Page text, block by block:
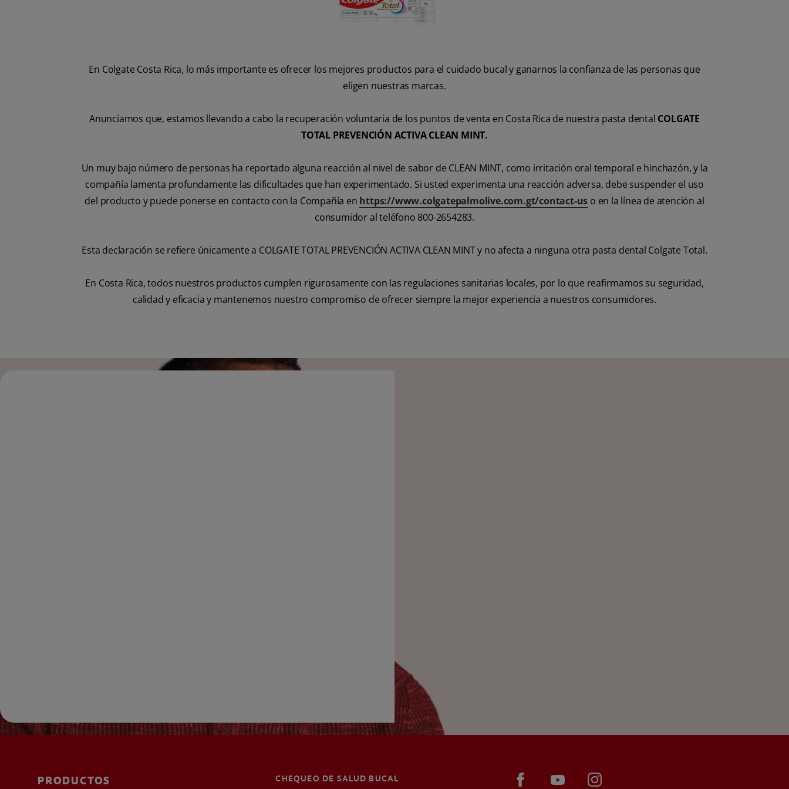
En Colgate Costa Rica, lo más importante es ofrecer los mejores productos para el cuidado bucal y ganarnos la confianza de las personas que
eligen nuestras marcas.
Anunciamos que, estamos llevando a cabo la recuperación voluntaria de los puntos de venta en Costa Rica de nuestra pasta dental COLGATE
TOTAL PREVENCIÓN ACTIVA CLEAN MINT.
Un muy bajo número de personas ha reportado alguna reacción al nivel de sabor de CLEAN MINT, como irritación oral temporal e hinchazón, y la
compañía lamenta profundamente las dificultades que han experimentado. Si usted experimenta una reacción adversa, debe suspender el uso
del producto y puede ponerse en contacto con la Compañía en https://www.colgatepalmolive.com.gt/contact-us o en la línea de atención al
consumidor al teléfono 800-2654283.
Esta declaración se refiere únicamente a COLGATE TOTAL PREVENCIÓN ACTIVA CLEAN MINT y no afecta a ninguna otra pasta dental Colgate Total.
En Costa Rica, todos nuestros productos cumplen rigurosamente con las regulaciones sanitarias locales, por lo que reafirmamos su seguridad,
calidad y eficacia y mantenemos nuestro compromiso de ofrecer siempre la mejor experiencia a nuestros consumidores.
PRODUCTOS CHEQUEO DE SALUD BUCAL